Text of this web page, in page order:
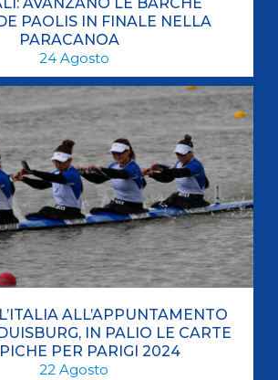
PAOLIS IN FINALE NELLA
PARACANOA
24 Agosto
ALL’APPUNTAMENTO
IN PALIO LE CARTE
PER PARIGI 2024
22 Agosto